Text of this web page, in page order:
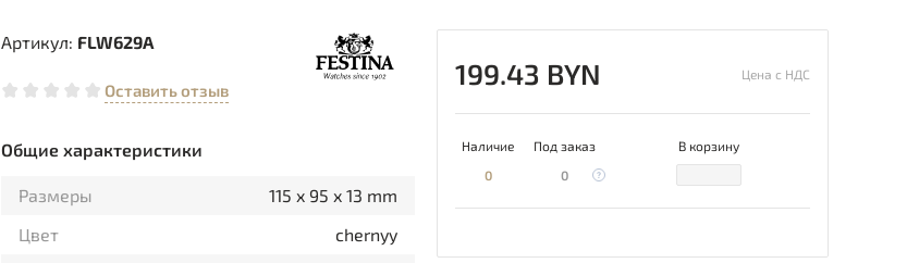
Артикул: FLW629A
Оставить отзыв
Общие характеристики
Размеры
115 x 95 x 13 mm
Цвет
chernyy
199.43 BYN Цена с НДС
Наличие Под заказ
В корзину
0
0